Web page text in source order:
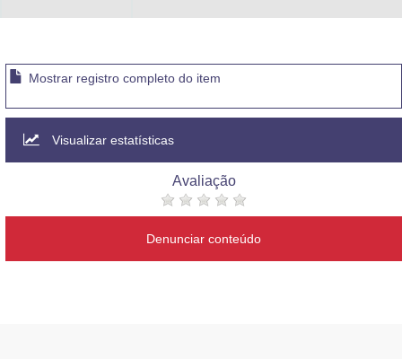
Mostrar registro completo do item
Visualizar estatísticas
Avaliação
Denunciar conteúdo